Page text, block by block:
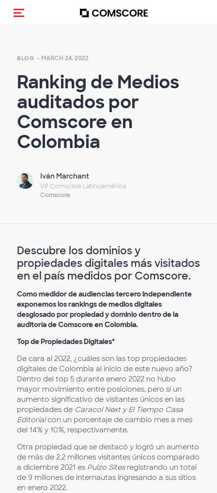
Toggle navigation
BLOG - MARCH 24, 2022
Ranking de Medios
auditados por
Comscore en
Colombia
Iván Marchant
VP Comscore Latinoamérica
Comscore
Descubre los dominios y
propiedades digitales más visitados
en el país medidos por Comscore.
Como medidor de audiencias tercero independiente
exponemos los rankings de medios digitales
desglosado por propiedad y dominio dentro de la
auditoría de Comscore en Colombia.
Top de Propiedades Digitales*
De cara al 2022, ¿cuáles son las top propiedades
digitales de Colombia al inicio de este nuevo año?
Dentro del top 5 durante enero 2022 no hubo
mayor movimiento entre posiciones, pero sí un
aumento significativo de visitantes únicos en las
propiedades de Caracol Next y El Tiempo Casa
Editorialcon un porcentaje de cambio mes a mes
del 14% y 10%, respectivamente.
Otra propiedad que se destacó y logró un aumento
de más de 2,2 millones visitantes únicos comparado
a diciembre 2021 es Pulzo Sitesregistrando un total
de 9 millones de internautas ingresando a sus sitios
en enero 2022.